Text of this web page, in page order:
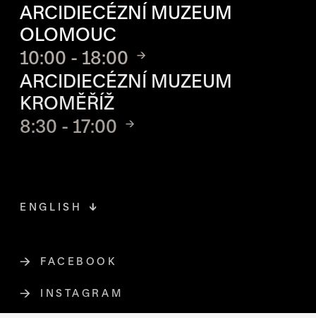
ARCIDIECÉZNÍ MUZEUM
OLOMOUC
10:00 - 18:00
ARCIDIECÉZNÍ MUZEUM
KROMĚŘÍŽ
8:30 - 17:00
FACEBOOKODKAZ SE OTEVŘE NA NOVÉ
INSTAGRAMODKAZ SE OTEVŘE NA NOVÉ
ENGLISH